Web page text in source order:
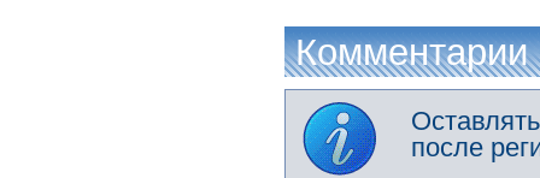
Комментарии
после